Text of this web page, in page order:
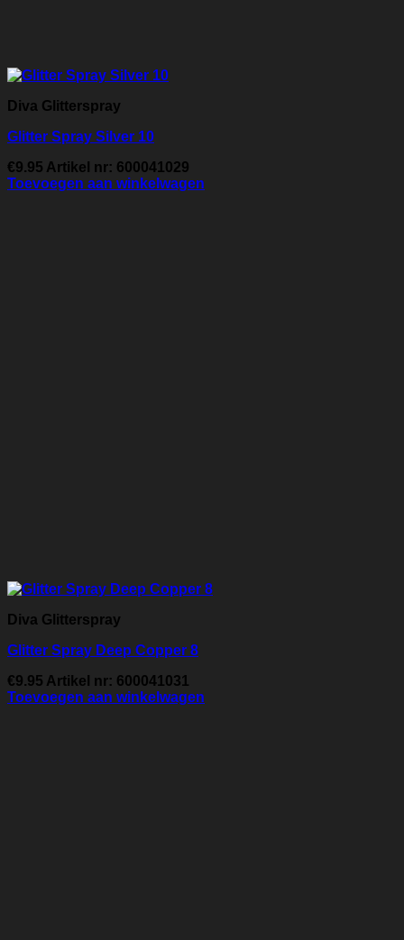
Diva Glitterspray
Glitter Spray Silver 10
€9.95 Artikel nr: 600041029
Toevoegen aan winkelwagen
Diva Glitterspray
Glitter Spray Deep Copper 8
€9.95 Artikel nr: 600041031
Toevoegen aan winkelwagen